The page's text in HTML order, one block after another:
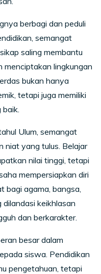
berbagi dan peduli
semangat
saling membantu
menciptakan lingkungan
bukan hanya
tetapi juga memiliki
baik.
Ulum, semangat
niat yang tulus. Belajar
nilai tinggi, tetapi
mempersiapkan diri
bagi agama, bangsa,
keikhlasan
dan berkarakter.
besar dalam
siswa. Pendidikan
pengetahuan, tetapi